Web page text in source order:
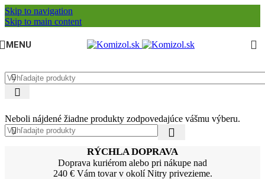
Skip to navigation
Skip to main content
MENU
Neboli nájdené žiadne produkty zodpovedajúce vášmu výberu.
RÝCHLA DOPRAVA
Doprava kuriérom alebo pri nákupe nad
240 € Vám tovar v okolí Nitry privezieme.